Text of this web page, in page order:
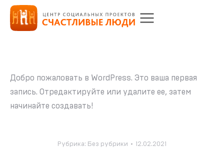
Добро пожаловать в WordPress. Это ваша первая
запись. Отредактируйте или удалите ее, затем
начинайте создавать!
Рубрика: Без рубрики 12.02.2021